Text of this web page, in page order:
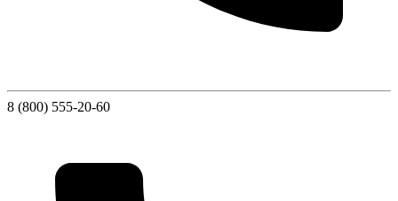
8 (800) 555-20-60